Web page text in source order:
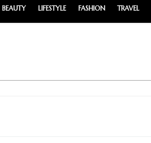
BEAUTY LIFESTYLE FASHION TRAVEL